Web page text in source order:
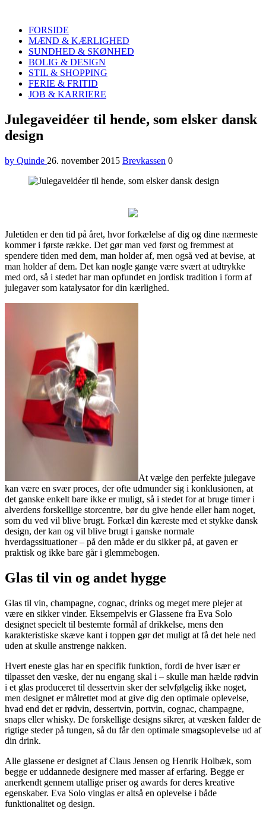
FORSIDE
MÆND & KÆRLIGHED
SUNDHED & SKØNHED
BOLIG & DESIGN
STIL & SHOPPING
FERIE & FRITID
JOB & KARRIERE
Menu
Julegaveidéer til hende, som elsker dansk
design
by Quinde 26. november 2015 Brevkassen 0
Juletiden er den tid på året, hvor forkælelse af dig og dine nærmeste
kommer i første række. Det gør man ved først og fremmest at
spendere tiden med dem, man holder af, men også ved at bevise, at
man holder af dem. Det kan nogle gange være svært at udtrykke
med ord, så i stedet har man opfundet en jordisk tradition i form af
julegaver som katalysator for din kærlighed.
At vælge den perfekte julegave
kan være en svær proces, der ofte udmunder sig i konklusionen, at
det ganske enkelt bare ikke er muligt, så i stedet for at bruge timer i
alverdens forskellige storcentre, bør du give hende eller ham noget,
som du ved vil blive brugt. Forkæl din kæreste med et stykke dansk
design, der kan og vil blive brugt i ganske normale
hverdagssituationer – på den måde er du sikker på, at gaven er
praktisk og ikke bare går i glemmebogen.
Glas til vin og andet hygge
Glas til vin, champagne, cognac, drinks og meget mere plejer at
være en sikker vinder. Eksempelvis er Glassene fra Eva Solo
designet specielt til bestemte formål af drikkelse, mens den
karakteristiske skæve kant i toppen gør det muligt at få det hele ned
uden at skulle anstrenge nakken.
Hvert eneste glas har en specifik funktion, fordi de hver især er
tilpasset den væske, der nu engang skal i – skulle man hælde rødvin
i et glas produceret til dessertvin sker der selvfølgelig ikke noget,
men designet er målrettet mod at give dig den optimale oplevelse,
hvad end det er rødvin, dessertvin, portvin, cognac, champagne,
snaps eller whisky. De forskellige designs sikrer, at væsken falder de
rigtige steder på tungen, så du får den optimale smagsoplevelse ud af
din drink.
Alle glassene er designet af Claus Jensen og Henrik Holbæk, som
begge er uddannede designere med masser af erfaring. Begge er
anerkendt gennem utallige priser og awards for deres kreative
egenskaber. Eva Solo vinglas er altså en oplevelse i både
funktionalitet og design.